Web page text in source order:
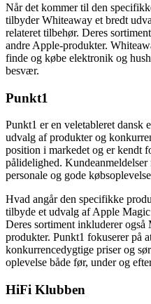
Når det kommer til den
tilbyder Whiteaway et bredt
relateret tilbehør. Deres
andre Apple-produkter.
finde og købe elektronik og
besvær.
Punkt1
Punkt1 er en veletableret dansk
udvalg af produkter og
position i markedet og er kendt
pålidelighed.
personale og gode
Hvad angår den specifikke
tilbyde et udvalg af Apple
Deres sortiment inkluderer
produkter. Punkt1 fokuserer på
konkurrencedygtige priser og
oplevelse både før, under og
HiFi Klubben